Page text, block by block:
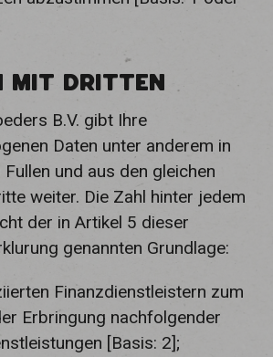
MIT DRITTEN
B.V. gibt Ihre
Daten unter anderem in
und aus den gleichen
weiter. Die Zahl hinter jedem
der in Artikel 5 dieser
genannten Grundlage:
Finanzdienstleistern zum
Erbringung nachfolgender
[Basis: 2];